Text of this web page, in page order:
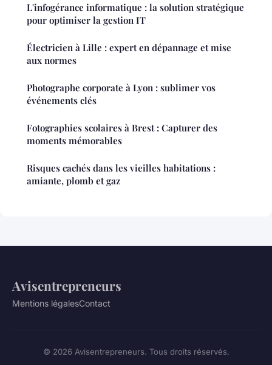
L'infogérance informatique : la solution stratégique
pour optimiser la gestion IT
Électricien à Lille : expert en dépannage et mise
aux normes
Photographe corporate à Lyon : sublimer vos
événements clés
Fotographies scolaires à Brest : Capturer des
moments mémorables
Risques cachés dans les vieilles habitations :
amiante, plomb et gaz
Avisentrepreneurs
Mentions légalesContact
© 2026 Avisentrepreneurs. Tous droits réservés.